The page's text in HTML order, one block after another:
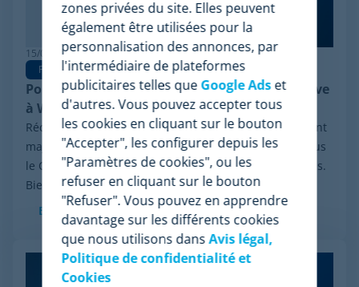
15/06/2026
Pricing Software
Pourquoi Minderest est la meilleure alternative
à Wiser en pricing intelligence
Récemment, le secteur a été marqué par un événement
majeur : la procédure de réorganisation financière sous
le Chapter 11 initiée par Wiser Solutions aux États-Unis.
Bien que cette mesure n'implique...
En savoir plus
zones privées du site. Elles peuvent
également être utilisées pour la
personnalisation des annonces, par
l'intermédiaire de plateformes
publicitaires telles que Google Adset
d'autres. Vous pouvez accepter tous
les cookies en cliquant sur le bouton
"Accepter", les configurer depuis les
"Paramètres de cookies", ou les
refuser en cliquant sur le bouton
"Refuser". Vous pouvez en apprendre
davantage sur les différents cookies
que nous utilisons dansAvis légal,
Politique de confidentialité et
Cookies